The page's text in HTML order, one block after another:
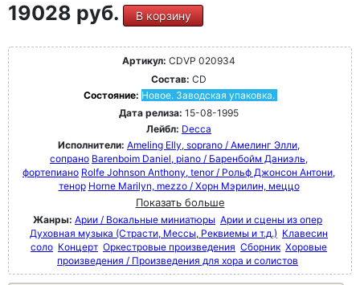
19028 руб. В корзину
Артикул: CDVP 020934
Состав: CD
Состояние: Новое. Заводская упаковка.
Дата релиза: 15-08-1995
Лейбл: Decca
Исполнители: Ameling Elly, soprano / Амелинг Элли,
сопрано Barenboim Daniel, piano / Баренбойм Даниэль,
фортепиано Rolfe Johnson Anthony, tenor / Рольф Джонсон Антони,
тенор Horne Marilyn, mezzo / Хорн Мэрилин, меццо
Показать больше
Жанры: Арии / Вокальные миниатюры Арии и сцены из опер
Духовная музыка (Страсти, Мессы, Реквиемы и т.д.) Клавесин
соло Концерт Оркестровые произведения Сборник Хоровые
произведения / Произведения для хора и солистов